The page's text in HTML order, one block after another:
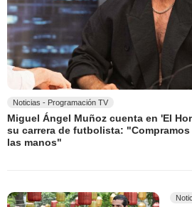
Noticias - Programación TV
Miguel Ángel Muñoz cuenta en 'El
su carrera de futbolista:
las manos"